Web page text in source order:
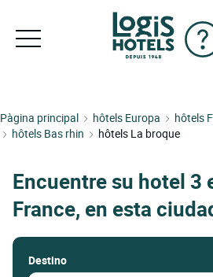
Pàgina principal hôtels Europa hôtels
hôtels Bas rhin
hôtels La broque
Encuentre su hotel 3
France, en esta
Destino